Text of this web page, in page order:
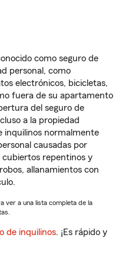
como seguro de
personal, como
electrónicos, bicicletas,
fuera de su apartamento
del seguro de
a la propiedad
inquilinos normalmente
causadas por
cubiertos repentinos y
allanamientos con
ver a una lista completa de la
de inquilinos. ¡Es rápido y